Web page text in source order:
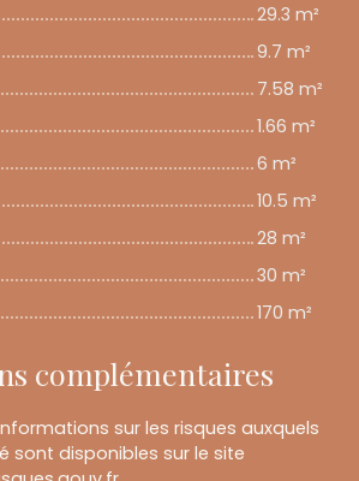
29.3 m²
9.7 m²
7.58 m²
1.66 m²
6 m²
10.5 m²
28 m²
30 m²
170 m²
complémentaires
informations sur les risques auxquels
sont disponibles sur le site